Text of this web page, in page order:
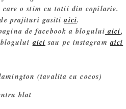
care o stim cu totii din copilarie.
prajituri gasitiaici.
de facebook a blogului aici,
bloguluiaici sau pe instagramaici
(tavalita cu cocos)
blat